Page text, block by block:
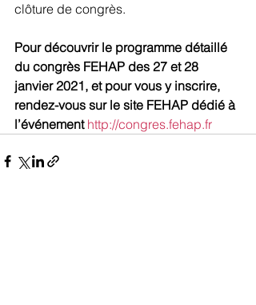
clôture de congrès.
Pour découvrir le programme détaillé
du congrès FEHAP des 27 et 28
janvier 2021, et pour vous y inscrire,
rendez-vous sur le site FEHAP dédié à
l’événement http://congres.fehap.fr